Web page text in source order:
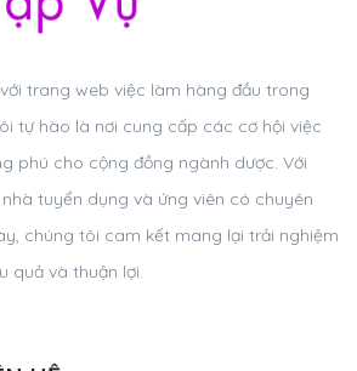
trang web việc làm hàng đầu trong
tự hào là nơi cung cấp các cơ hội việc
phú cho cộng đồng ngành dược. Với
tuyển dụng và ứng viên có chuyên
chúng tôi cam kết mang lại trải nghiệm
quả và thuận lợi.